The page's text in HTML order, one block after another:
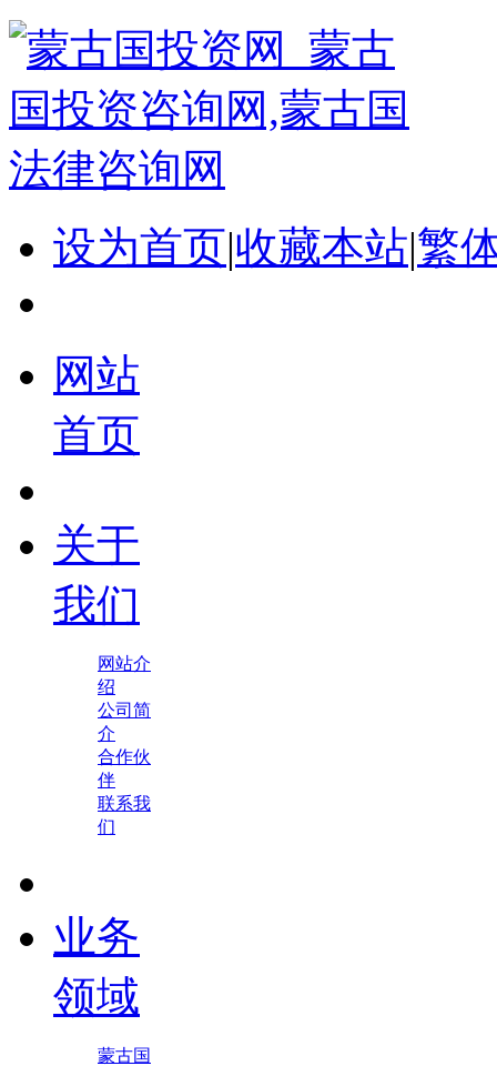
设为首页|收藏本站|繁
网站
首页
关于
我们
网站介
绍
公司简
介
合作伙
伴
联系我
们
业务
领域
蒙古国